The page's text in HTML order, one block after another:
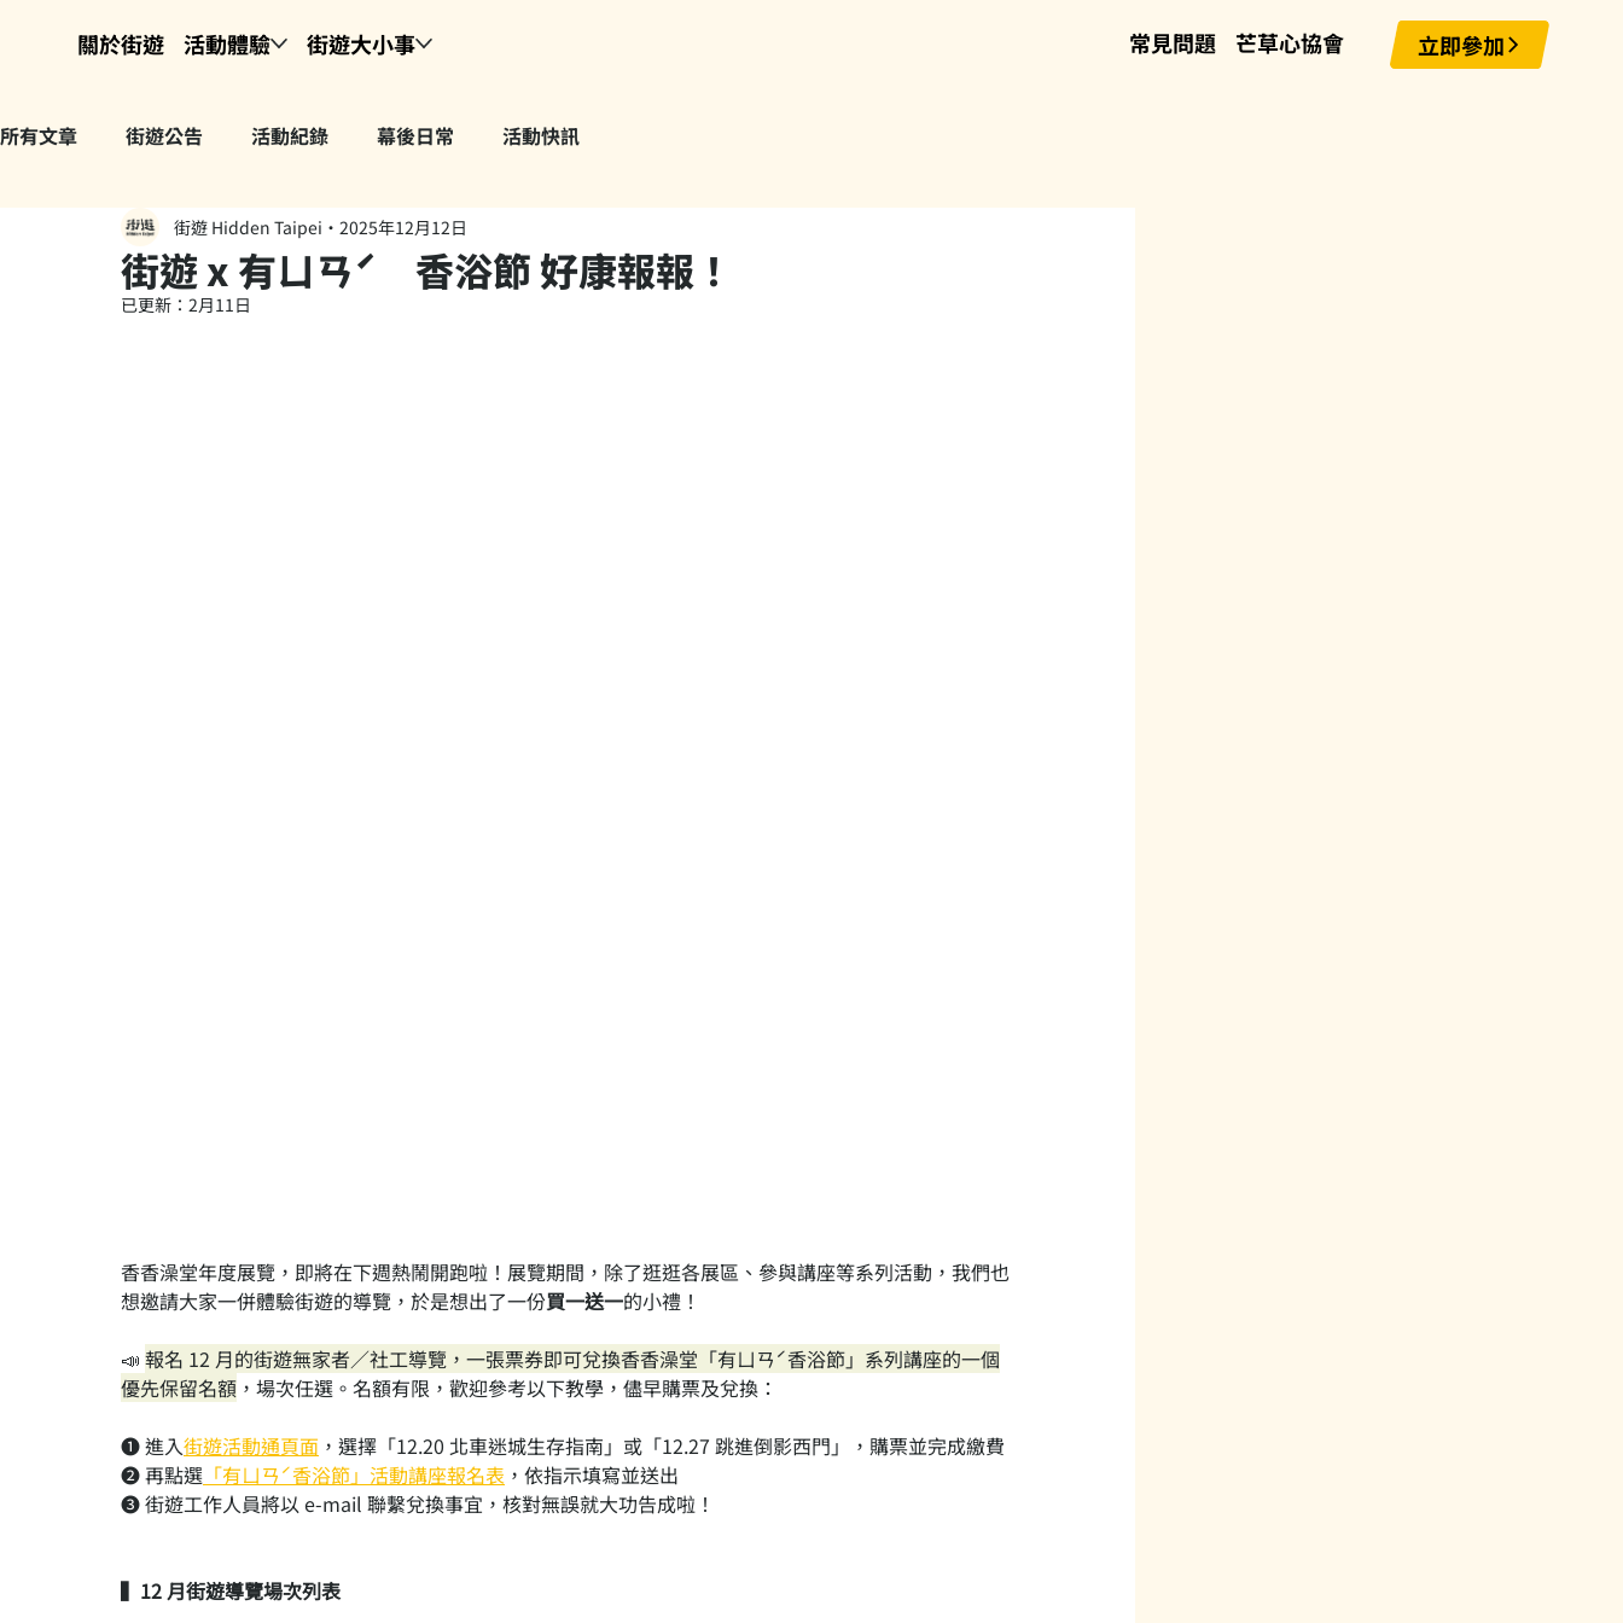
關於街遊 活動體驗 街遊大小事 常見問題 芒草心協會 立即參加
所有文章 街遊公告 活動紀錄 幕後日常 活動快訊
街遊 x 有ㄩㄢˊ 香浴節 好康報報！
街遊 Hidden Taipei 2025年12月12日
已更新： 2月11日
香香澡堂年度展覽，即將在下週熱鬧開跑啦！展覽期間，除了逛逛各展區、參與講座等系列活動，我們也
想邀請大家一併體驗街遊的導覽，於是想出了一份買一送一的小禮！
📣 報名 12 月的街遊無家者／社工導覽，一張票券即可兌換香香澡堂「有ㄩㄢˊ香浴節」系列講座的一個
優先保留名額 ，場次任選。名額有限，歡迎參考以下教學，儘早購票及兌換：
➊ 進入街遊活動通頁面 ，選擇「12.20 北車迷城生存指南」或「12.27 跳進倒影西門」，購票並完成繳費
➋ 再點選 「有ㄩㄢˊ香浴節」活動講座報名表 ，依指示填寫並送出
➌ 街遊工作人員將以 e-mail 聯繫兌換事宜，核對無誤就大功告成啦！
▍12 月街遊導覽場次列表